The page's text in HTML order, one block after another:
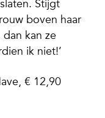
Stijgt
boven haar
kan ze
ik niet!’
€ 12,90